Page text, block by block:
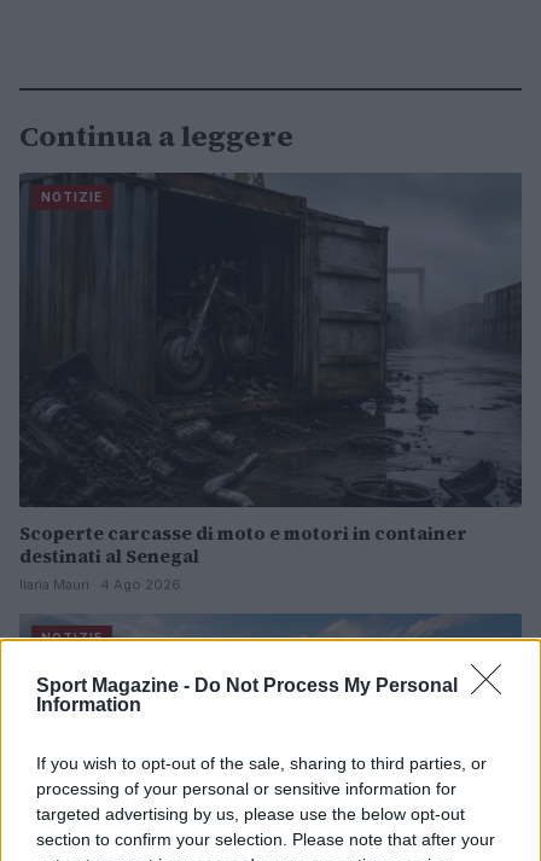
Sport Magazine - Do Not Process My Personal
Information
If you wish to opt-out of the sale, sharing to third parties, or
processing of your personal or sensitive information for
targeted advertising by us, please use the below opt-out
section to confirm your selection. Please note that after your
Continua a leggere
NOTIZIE
Scoperte carcasse di moto e motori in container
destinati al Senegal
Ilaria Mauri · 4 Ago 2026
NOTIZIE